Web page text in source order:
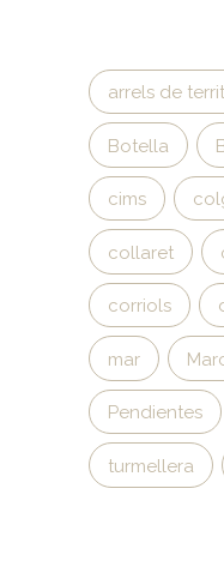
arrels de
Botella
cims
collaret
corriols
mar
Pendientes
turmellera